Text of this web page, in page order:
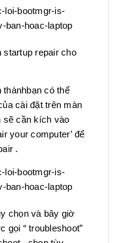
startup repair cho
có thể
cài đặt trên màn
sẽ cần kích vào
your computer’ để
.
chọn và bây giờ
gọi “ troubleshoot”